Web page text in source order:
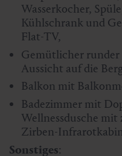
Wasserkocher,
Kühlschrank und
Flat-TV,
Gemütlicher
Aussicht auf die
Balkon mit
Badezimmer mit
Wellnessdusche
Zirben-
Sonstiges: